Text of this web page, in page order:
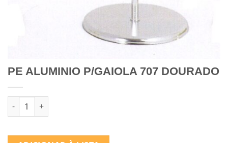
PE ALUMINIO P/GAIOLA 707 DOURADO
Quantidade de PE ALUMINIO P/GAIOLA 707 DOURADO